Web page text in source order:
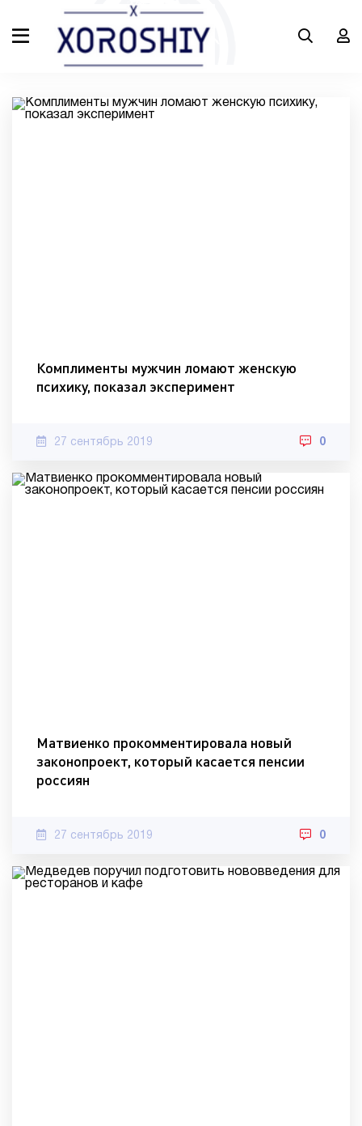
Комплименты мужчин ломают женскую
психику, показал эксперимент
27 сентябрь 2019 0
Матвиенко прокомментировала новый
законопроект, который касается пенсии
россиян
27 сентябрь 2019 0